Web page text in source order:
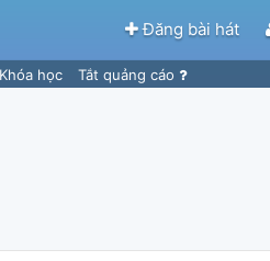
Đăng bài hát
Khóa học Tắt quảng cáo